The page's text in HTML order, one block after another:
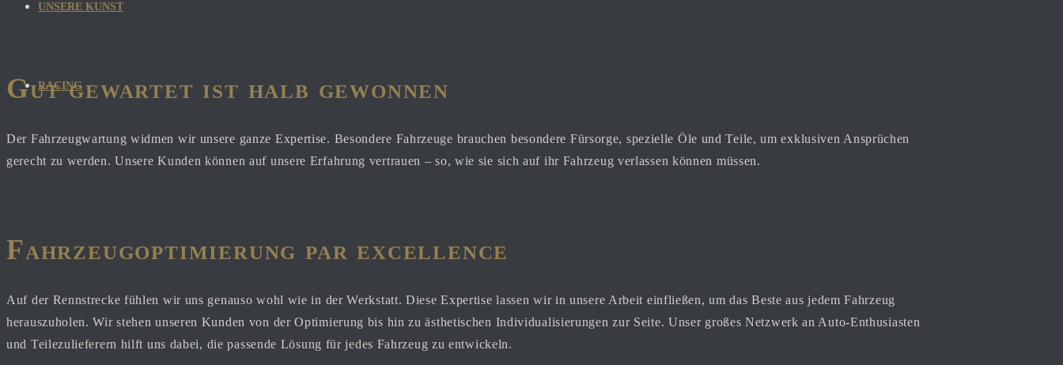
UNSERE KUNST
RACING
Gut gewartet ist halb gewonnen
Der Fahrzeugwartung widmen wir unsere ganze Expertise. Besondere Fahrzeuge brauchen besondere Fürsorge, spezielle Öle und Teile, um exklusiven Ansprüchen
gerecht zu werden. Unsere Kunden können auf unsere Erfahrung vertrauen – so, wie sie sich auf ihr Fahrzeug verlassen können müssen.
Fahrzeugoptimierung par excellence
Auf der Rennstrecke fühlen wir uns genauso wohl wie in der Werkstatt. Diese Expertise lassen wir in unsere Arbeit einfließen, um das Beste aus jedem Fahrzeug
herauszuholen. Wir stehen unseren Kunden von der Optimierung bis hin zu ästhetischen Individualisierungen zur Seite. Unser großes Netzwerk an Auto-Enthusiasten
und Teilezulieferern hilft uns dabei, die passende Lösung für jedes Fahrzeug zu entwickeln.